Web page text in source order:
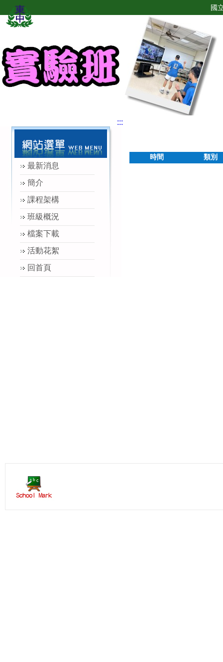
國
最新消息
簡介
課程架構
班級概況
檔案下載
活動花絮
回首頁
:::
時間 類別